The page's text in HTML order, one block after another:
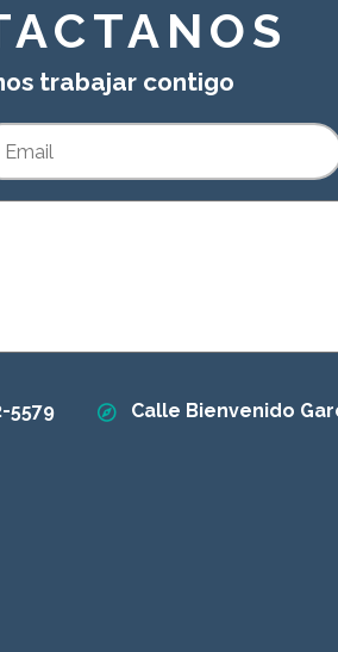
trabajar contigo
5579 Calle Bienvenido